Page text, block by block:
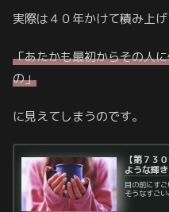
実際は４０年かけて積み上
「あたかも最初からその人
の」
に見えてしまうのです。
【第７３
ような輝
目の前にす
そうなすご